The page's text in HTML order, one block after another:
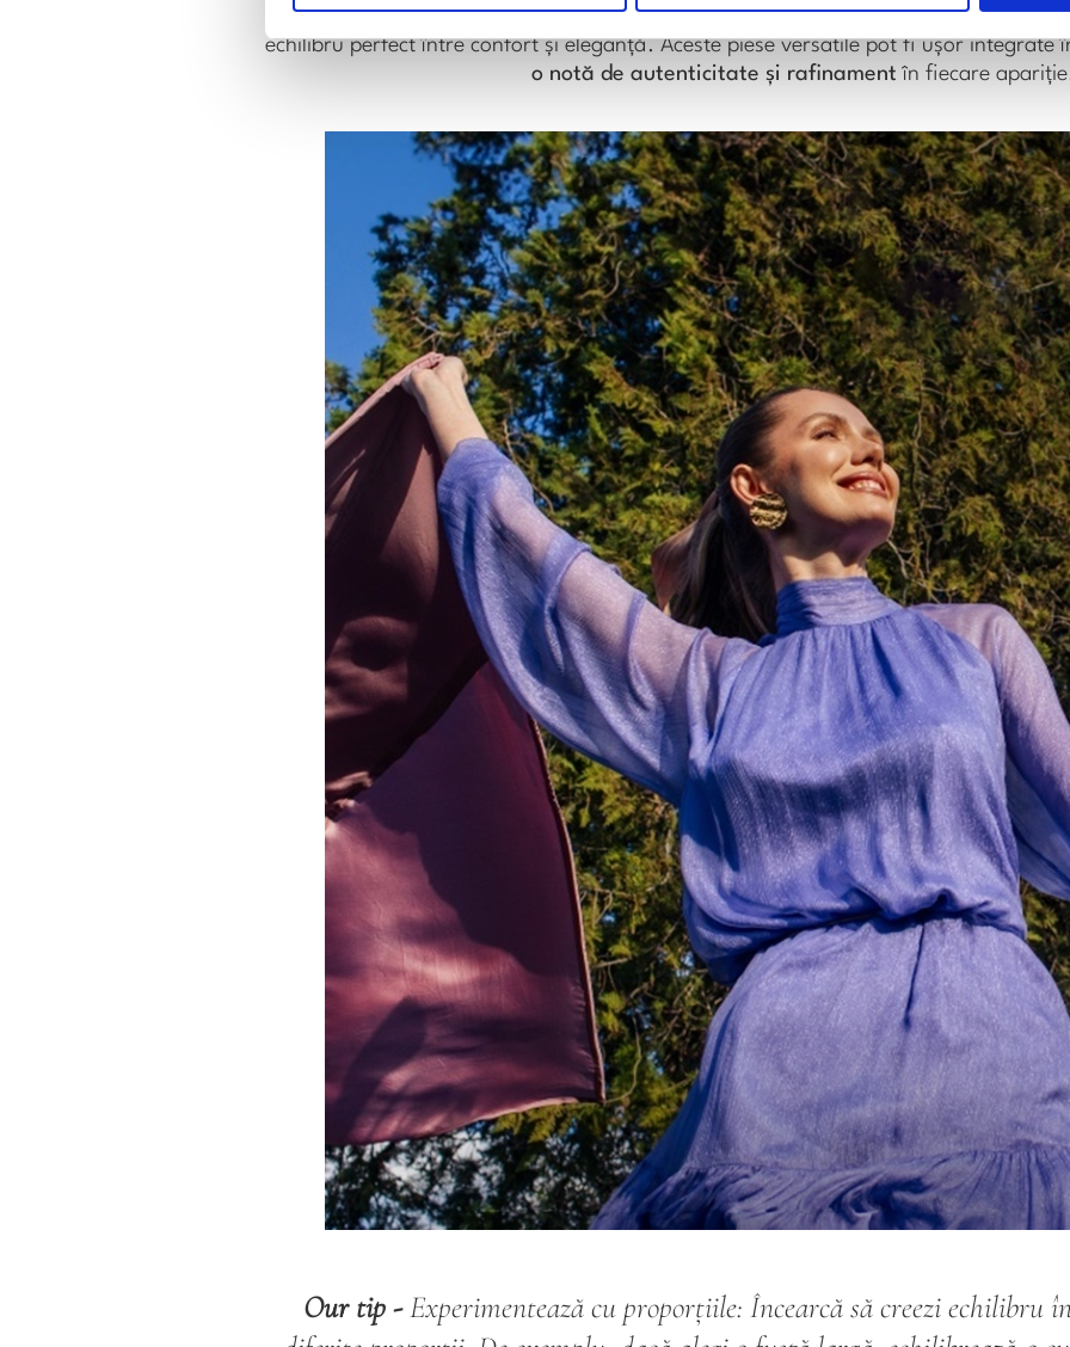
Rochiile vaporoase, pantalonii largi și sacourile relaxate sunt piesele de bază ale
echilibru perfect între confort și eleganță. Aceste piese versatile pot fi ușor integrate
o notă de autenticitate și rafinament în fiecare
Our tip -Experimentează cu proporțiile: Încearcă să creezi echilibru